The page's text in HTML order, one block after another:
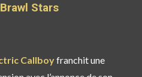
Stars
Callboyfranchit une